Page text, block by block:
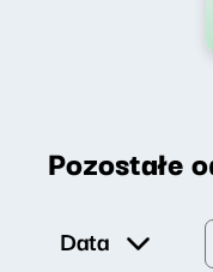
Pozostałe
Data